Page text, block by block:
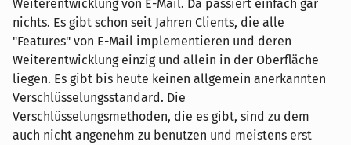
Weiterentwicklung von E-Mail. Da passiert einfach gar
nichts. Es gibt schon seit Jahren Clients, die alle
"Features" von E-Mail implementieren und deren
Weiterentwicklung einzig und allein in der Oberfläche
liegen. Es gibt bis heute keinen allgemein anerkannten
Verschlüsselungsstandard. Die
Verschlüsselungsmethoden, die es gibt, sind zu dem
auch nicht angenehm zu benutzen und meistens erst